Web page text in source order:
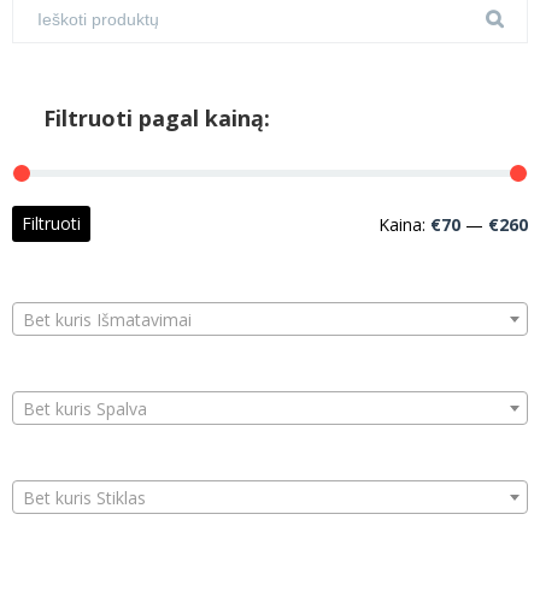
Filtruoti pagal kainą:
Filtruoti Kaina: €70 — €260
Bet kuris Išmatavimai
Bet kuris Spalva
Bet kuris Stiklas